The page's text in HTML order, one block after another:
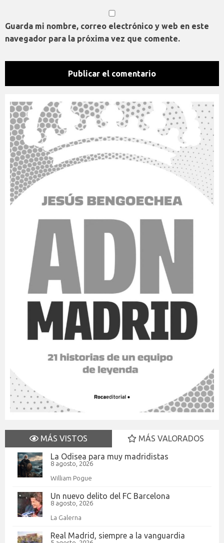
Guarda mi nombre, correo electrónico y web en este
navegador para la próxima vez que comente.
MÁS VISTOS
MÁS VALORADOS
La Odisea para muy madridistas
8 agosto, 2026
William Pogue
Un nuevo delito del FC Barcelona
8 agosto, 2026
La Galerna
Real Madrid, siempre a la vanguardia